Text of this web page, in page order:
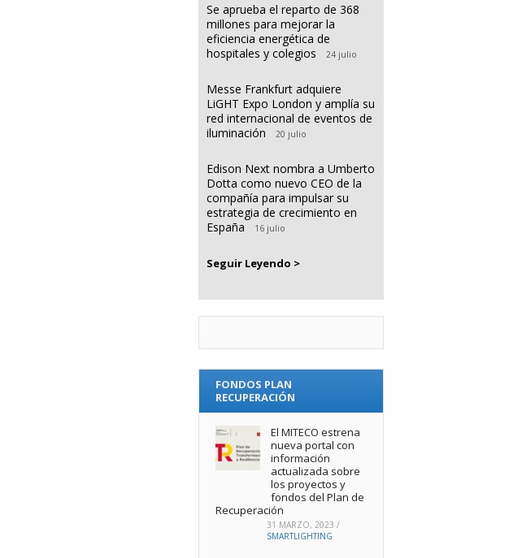
Se aprueba el reparto de 368
millones para mejorar la
eficiencia energética de
hospitales y colegios
24 julio
Messe Frankfurt adquiere
LiGHT Expo London y amplía su
red internacional de eventos de
iluminación
20 julio
Edison Next nombra a Umberto
Dotta como nuevo CEO de la
compañía para impulsar su
estrategia de crecimiento en
España
16 julio
Seguir Leyendo >
FONDOS PLAN
RECUPERACIÓN
El MITECO estrena
nueva portal con
información
actualizada sobre
los proyectos y
fondos del Plan de
Recuperación
31 MARZO, 2023 /
SMARTLIGHTING